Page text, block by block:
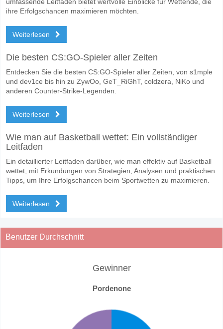
ihre Erfolgschancen maximieren möchten.
Weiterlesen
Die besten CS:GO-Spieler aller Zeiten
Entdecken Sie die besten CS:GO-Spieler aller Zeiten, von s1mple
und dev1ce bis hin zu ZywOo, GeT_RiGhT, coldzera, NiKo und
anderen Counter-Strike-Legenden.
Weiterlesen
Wie man auf Basketball wettet: Ein vollständiger
Leitfaden
Ein detaillierter Leitfaden darüber, wie man effektiv auf Basketball
wettet, mit Erkundungen von Strategien, Analysen und praktischen
Tipps, um Ihre Erfolgschancen beim Sportwetten zu maximieren.
Weiterlesen
Benutzer Durchschnitt
Gewinner
Pordenone